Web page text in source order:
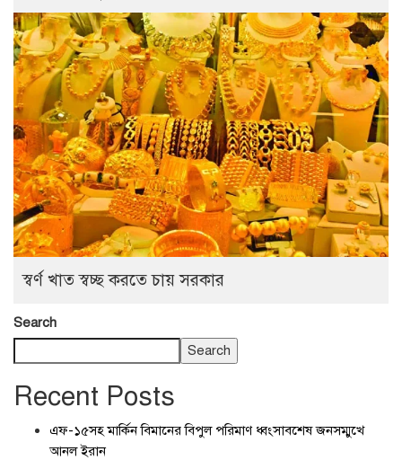
স্বর্ণ খাত স্বচ্ছ করতে চায় সরকার
Search
Search
Recent Posts
এফ-১৫সহ মার্কিন বিমানের বিপুল পরিমাণ ধ্বংসাবশেষ জনসম্মুখে
আনল ইরান